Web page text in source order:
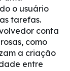
o usuário
tarefas.
conta
como
a criação
entre